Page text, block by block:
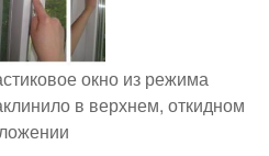
окно из режима
в верхнем, откидном